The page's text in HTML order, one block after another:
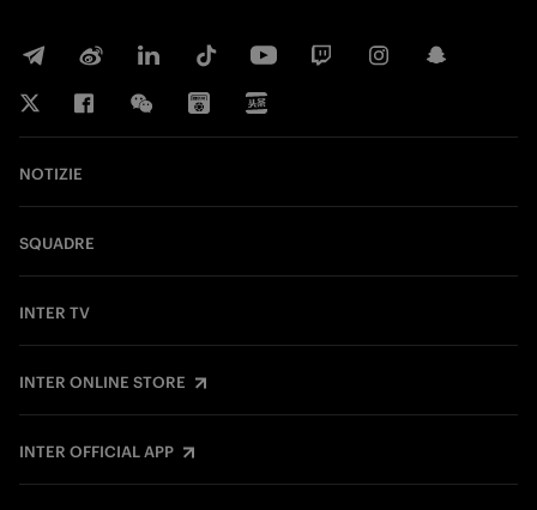
NOTIZIE
SQUADRE
INTER TV
INTER ONLINE STORE
INTER OFFICIAL APP